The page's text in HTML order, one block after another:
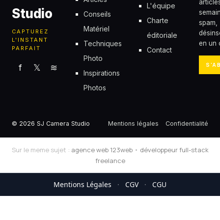
Studio
CAPTUREZ
L'INSTANT
PARFAIT
f 𝕏 ≋
Conseils
Matériel
Techniques
Photo
Inspirations
Photos
L'équipe
Charte
éditoriale
Contact
spam,
en un
© 2026 SJ Camera Studio Mentions légales Confidentialité
Sur le meme sujet : agence web 123web• développeur full-stack
freelance
Mentions Légales · CGV · CGU